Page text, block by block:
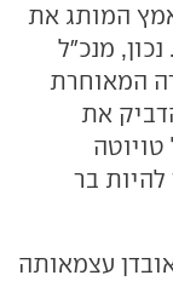
המותג את
מנכ"ל
המאוחרת
את
בר
עצמאותה